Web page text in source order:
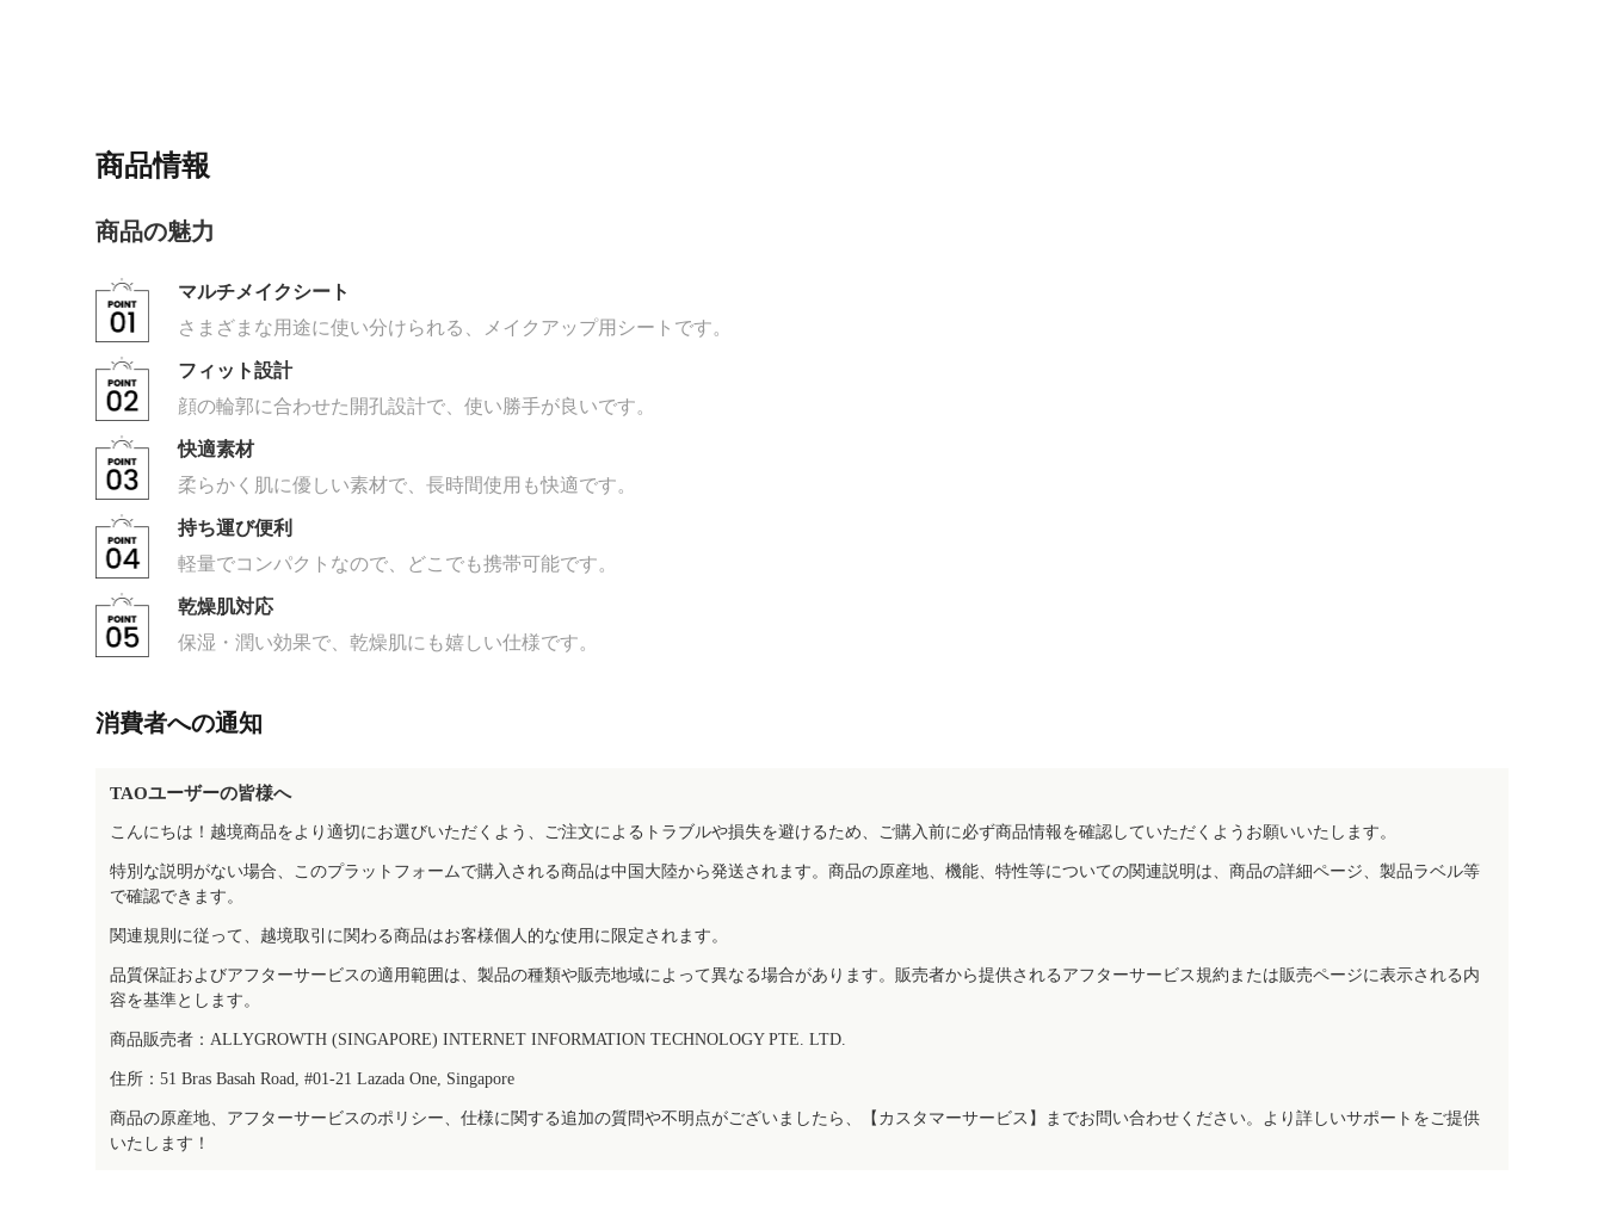
商品情報
商品の魅力
マルチメイクシート
さまざまな用途に使い分けられる、メイクアップ用シートです。
フィット設計
顔の輪郭に合わせた開孔設計で、使い勝手が良いです。
快適素材
柔らかく肌に優しい素材で、長時間使用も快適です。
持ち運び便利
軽量でコンパクトなので、どこでも携帯可能です。
乾燥肌対応
保湿・潤い効果で、乾燥肌にも嬉しい仕様です。
消費者への通知
TAOユーザーの皆様へ
こんにちは！越境商品をより適切にお選びいただくよう、ご注文によるトラブルや損失を避けるため、ご購入前に必ず商品情報を確認していただくようお願いいたします。
特別な説明がない場合、このプラットフォームで購入される商品は中国大陸から発送されます。商品の原産地、機能、特性等についての関連説明は、商品の詳細ページ、製品ラベル等
で確認できます。
関連規則に従って、越境取引に関わる商品はお客様個人的な使用に限定されます。
品質保証およびアフターサービスの適用範囲は、製品の種類や販売地域によって異なる場合があります。販売者から提供されるアフターサービス規約または販売ページに表示される内
容を基準とします。
商品販売者：ALLYGROWTH (SINGAPORE) INTERNET INFORMATION TECHNOLOGY PTE. LTD.
住所：51 Bras Basah Road, #01-21 Lazada One, Singapore
商品の原産地、アフターサービスのポリシー、仕様に関する追加の質問や不明点がございましたら、【カスタマーサービス】までお問い合わせください。より詳しいサポートをご提供
いたします！